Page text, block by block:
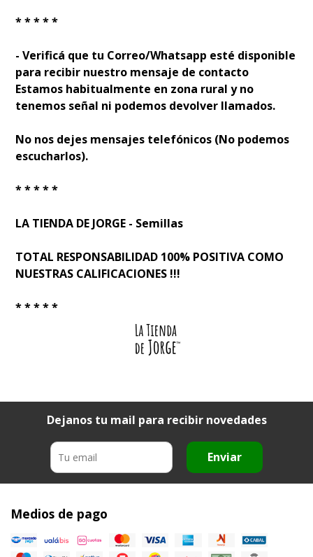
* * * * *
- Verificá que tu Correo/Whatsapp esté disponible
para recibir nuestro mensaje de contacto
Estamos habitualmente en zona rural y no
tenemos señal ni podemos devolver llamados.
No nos dejes mensajes telefónicos (No podemos
escucharlos).
* * * * *
LA TIENDA DE JORGE - Semillas
TOTAL RESPONSABILIDAD 100% POSITIVA COMO
NUESTRAS CALIFICACIONES !!!
* * * * *
Dejanos tu mail para recibir novedades
Enviar
Medios de pago